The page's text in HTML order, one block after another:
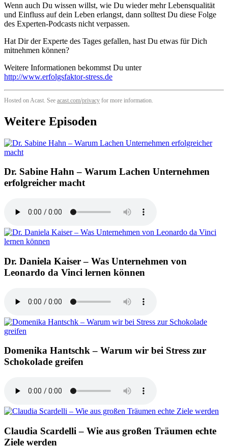
Wenn auch Du wissen willst, wie Du wieder mehr Lebensqualität
und Einfluss auf dein Leben erlangst, dann solltest Du diese Folge
des Experten-Podcasts nicht verpassen.
Hat Dir der Experte des Tages gefallen, hast Du etwas für Dich
mitnehmen können?
Weitere Informationen bekommst Du unter
http://www.erfolgsfaktor-stress.de
Hosted on Acast. See acast.com/privacy for more information.
Weitere Episoden
Dr. Sabine Hahn – Warum Lachen Unternehmen
erfolgreicher macht
Dr. Daniela Kaiser – Was Unternehmen von
Leonardo da Vinci lernen können
Domenika Hantschk – Warum wir bei Stress zur
Schokolade greifen
Claudia Scardelli – Wie aus großen Träumen echte
Ziele werden